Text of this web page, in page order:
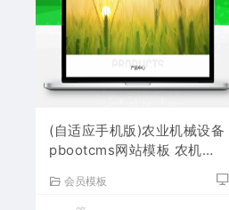
(自适应手机版)农业机械设备
pbootcms网站模板 农机设
会员模板